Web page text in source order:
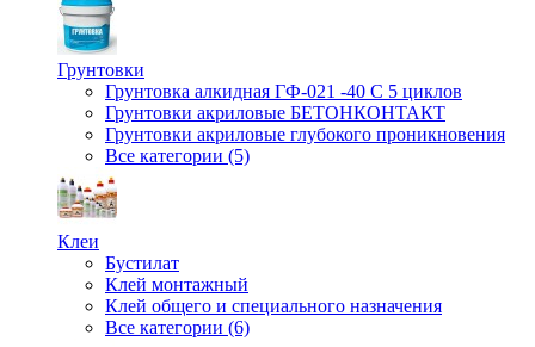
Грунтовки
Грунтовка алкидная ГФ-021 -40 С 5 циклов
Грунтовки акриловые БЕТОНКОНТАКТ
Грунтовки акриловые глубокого проникновения
Все категории (5)
Клеи
Бустилат
Клей монтажный
Клей общего и специального назначения
Все категории (6)